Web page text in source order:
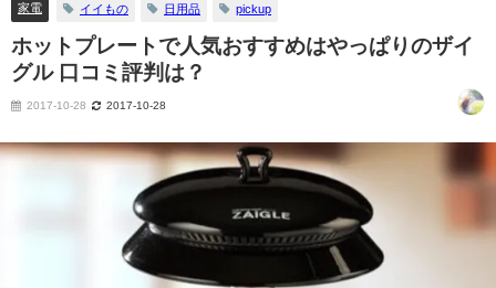
家電 イイもの 日用品 pickup
ホットプレートで人気おすすめはやっぱりのザイ
グル 口コミ評判は？
2017-10-28 2017-10-28